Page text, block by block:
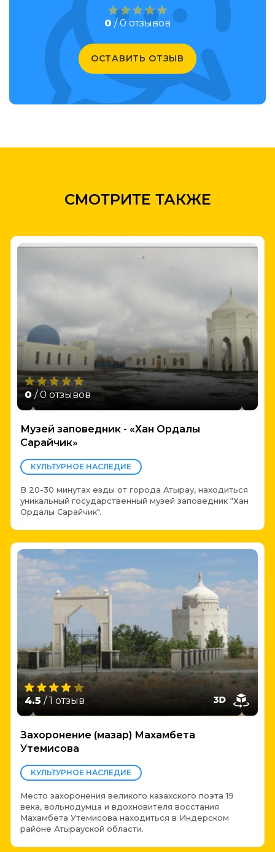
0 / 0 отзывов
ОСТАВИТЬ ОТЗЫВ
СМОТРИТЕ ТАКЖЕ
0/ 0 отзывов
Музей заповедник - «Хан Ордалы
Сарайчик»
КУЛЬТУРНОЕ НАСЛЕДИЕ
В 20-30 минутах езды от города Атырау, находиться
уникальный государственный музей заповедник “Хан
Ордалы Сарайчик".
4.5 / 1 отзыв
Захоронение (мазар) Махамбета
Утемисова
КУЛЬТУРНОЕ НАСЛЕДИЕ
Место захоронения великого казахского поэта 19
века, вольнодумца и вдохновителя восстания
Махамбета Утемисова находиться в Индерском
районе Атырауской области.